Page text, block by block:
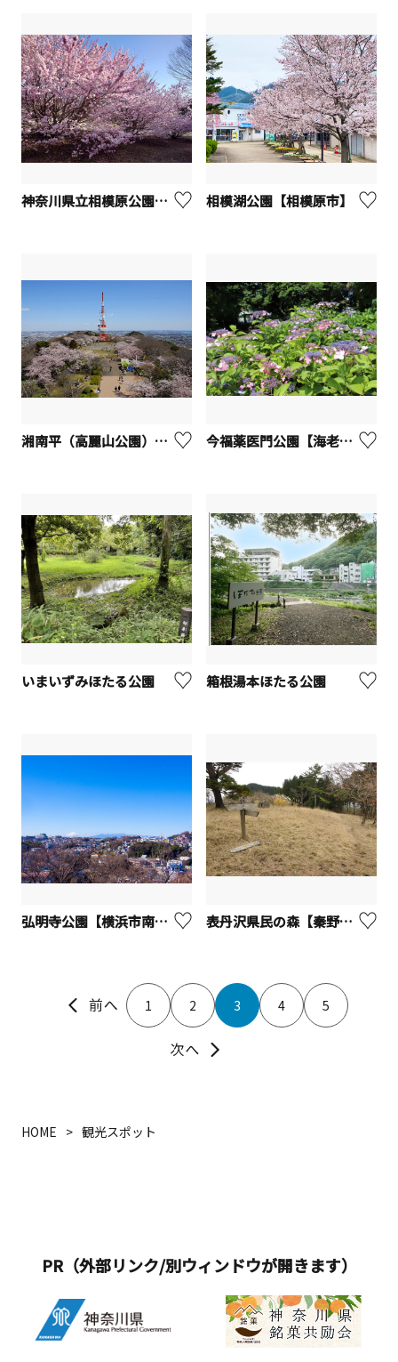
神奈川県立相模原公園（桜）【相模原市】 相模湖公園【相模原市】
湘南平（高麗山公園）【平塚市】 今福薬医門公園【海老名市】
いまいずみほたる公園 箱根湯本ほたる公園
弘明寺公園【横浜市南区】 表丹沢県民の森【秦野市】
1 2 3 4 5
HOME 観光スポット
PR（外部リンク/別ウィンドウが開きます）